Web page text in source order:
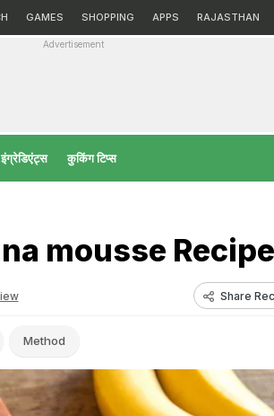
GAMES SHOPPING APPS RAJASTHAN
Advertisement
इंग्रेडिएंट्स कुकिंग टिप्स
mousse
Share
Method